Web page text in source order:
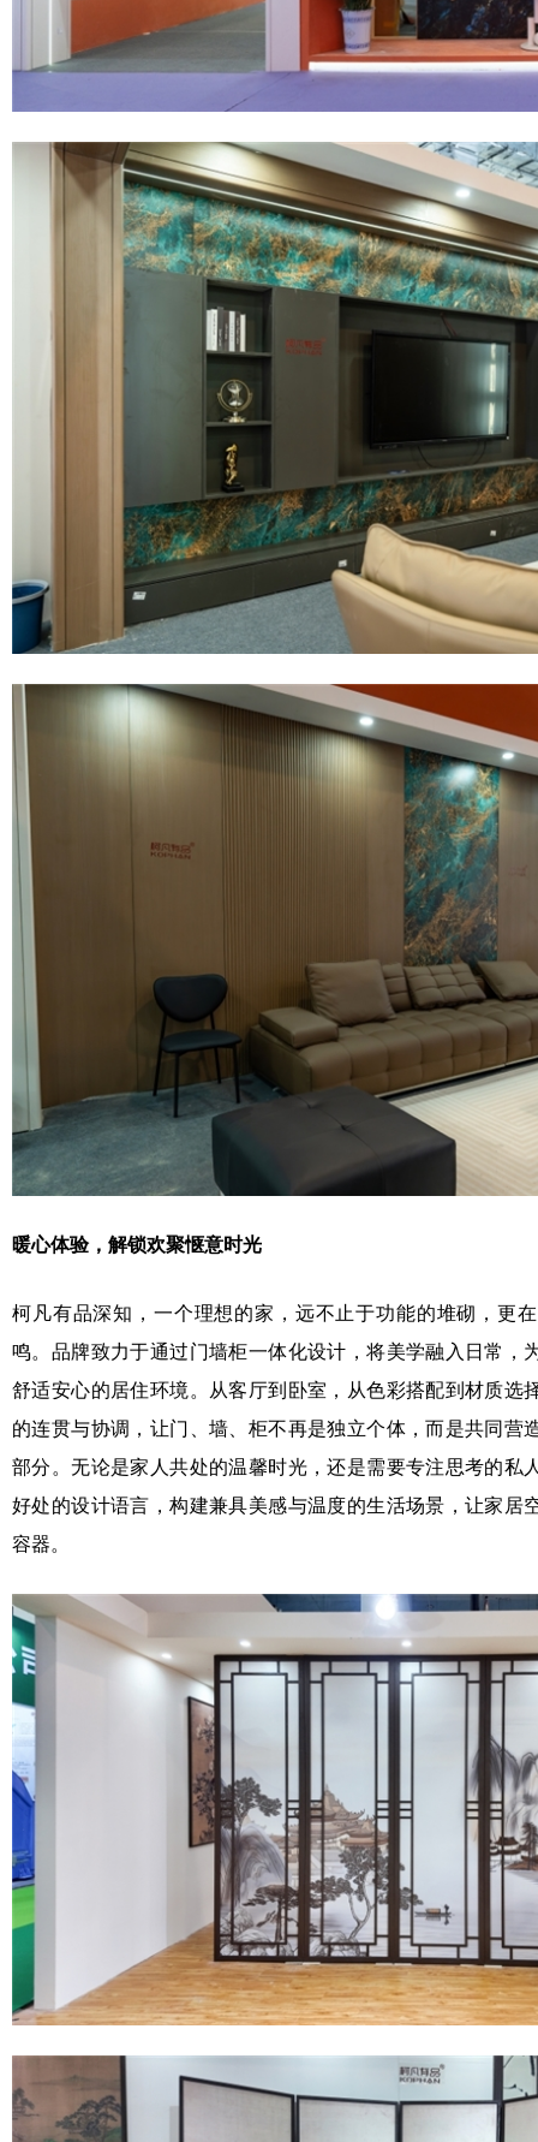
暖心体验，解锁欢聚惬意时光
柯凡有品深知，一个理想的家，远不止于功能的堆砌，更
鸣。品牌致力于通过门墙柜一体化设计，将美学融入日常，
舒适安心的居住环境。从客厅到卧室，从色彩搭配到材质选
的连贯与协调，让门、墙、柜不再是独立个体，而是共同营
部分。无论是家人共处的温馨时光，还是需要专注思考的私
好处的设计语言，构建兼具美感与温度的生活场景，让家居
容器。